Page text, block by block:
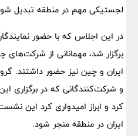
لجستیکی مهم در منطقه تبدیل
در این اجلاس که با حضور
برگزار شد، مهمانانی از
ایران و چین نیز حضور داشتند.
و شرکت‌کنندگانی که در برگزاری
کرد و ابراز امیدواری کرد این
ایران در منطقه منجر شود.